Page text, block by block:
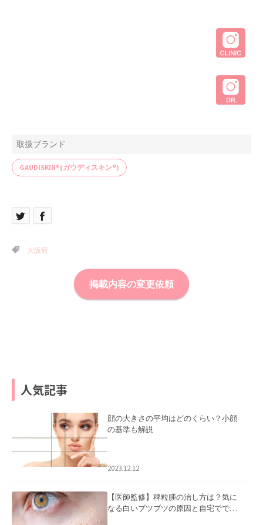
取扱ブランド
GAUDISKIN®(ガウディスキン®)
大阪府
掲載内容の変更依頼
人気記事
顔の大きさの平均はどのくらい？小顔
の基準も解説
2023.12.12
【医師監修】稗粒腫の治し方は？気に
なる白いブツブツの原因と自宅ででき